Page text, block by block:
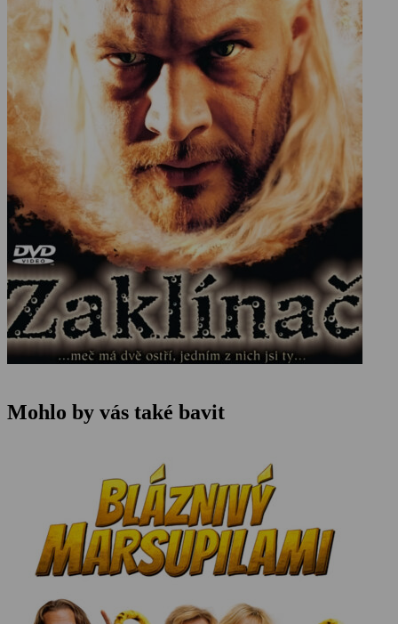
zde promítají do světa imaginárního a fantastické postavy rytířů,
čarodějů, trpaslíků a nebo elfů nám tak připadají důvěrně blízké a
jejich jednání logické. Zaklínačova dobrodružství se neomezují
pouze na známá dějová schémata žánru meče a magie (sword and
sorcery), právě proto jsou tak zajímavá a přitažlivá. Podle cyklu
Andrzeje Sapkowského povídek vznikl celovečerní snímek
Zaklínač, a také stejnojmenný dobrodružný fantasy seriál, který
natočil režisér Marek Brodzki.
Mohlo by vás také bavit